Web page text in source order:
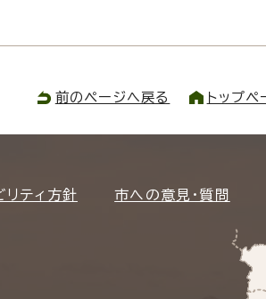
前のページへ戻る トップペ
リティ方針 市への意見・質問